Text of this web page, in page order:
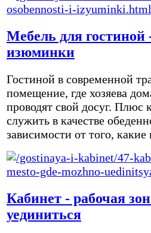
Мебель для гостиной
изюминки
Гостиной в современной
помещение, где хозяева
проводят свой досуг. Плюс
служить в качестве
зависимости от того, какие
Кабинет - рабочая
уединиться